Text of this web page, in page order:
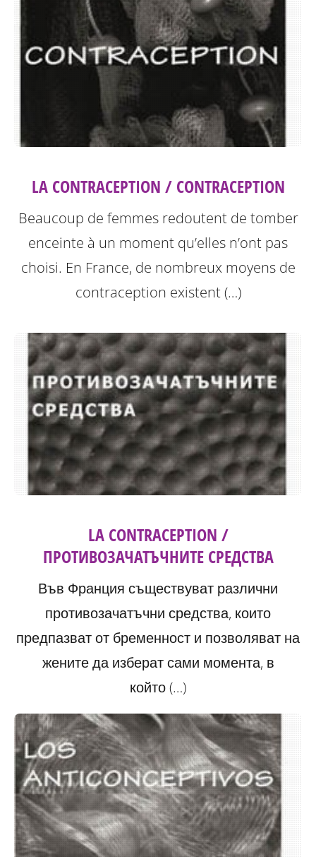
LA CONTRACEPTION / CONTRACEPTION
Beaucoup de femmes redoutent de tomber
enceinte à un moment qu’elles n’ont pas
choisi. En France, de nombreux moyens de
contraception existent (…)
LA CONTRACEPTION /
ПРОТИВОЗАЧАТЪЧНИТЕ СРЕДСТВА
Във Франция съществуват различни
противозачатъчни средства, които
предпазват от бременност и позволяват на
жените да изберат сами момента, в
който (…)